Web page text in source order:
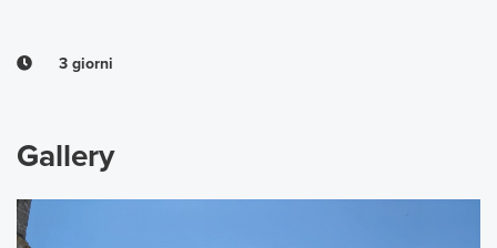
3 giorni
Gallery